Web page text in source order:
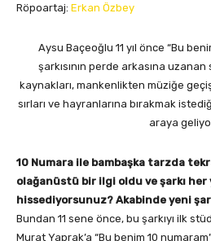
Röpoartaj: Erkan Özbey
Aysu Baçeoğlu 11 yıl önce “Bu
şarkısının perde arkasına
kaynakları, mankenlikten müziğe
sırları ve hayranlarına bırakmak
araya
10 Numara ile bambaşka tarzda
olağanüstü bir ilgi oldu ve şarkı her
hissediyorsunuz? Akabinde yeni
Bundan 11 sene önce, bu şarkıyı ilk
Murat Yaprak’a “Bu benim 10